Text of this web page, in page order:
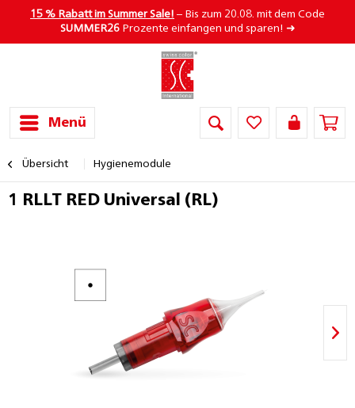
15 % Rabatt im Summer Sale! – Bis zum 20.08. mit dem Code
SUMMER26Prozente einfangen und sparen! ➜
Menü
Übersicht Hygienemodule
1 RLLT RED Universal (RL)